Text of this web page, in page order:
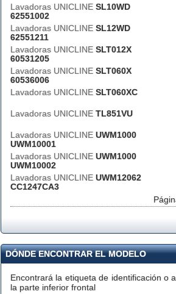
Lavadoras UNICLINE SL10WD
62551002
Lavadoras UNICLINE SL12WD
62551211
Lavadoras UNICLINE SLT012X
60531205
Lavadoras UNICLINE SLT060X
60536006
Lavadoras UNICLINE SLT060XC
Lavadoras UNICLINE TL851VU
Lavadoras UNICLINE UWM1000
UWM10001
Lavadoras UNICLINE UWM1000
UWM10002
Lavadoras UNICLINE UWM12062
CC1247CA3
DÓNDE ENCONTRAR EL MODELO
Encontrará la etiqueta de identificación o
la parte inferior frontal